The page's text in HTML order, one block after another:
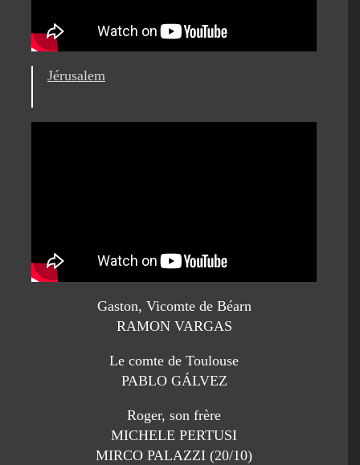
Jérusalem
Gaston, Vicomte de Béarn
RAMON VARGAS
Le comte de Toulouse
PABLO GÁLVEZ
Roger, son frère
MICHELE PERTUSI
MIRCO PALAZZI (20/10)